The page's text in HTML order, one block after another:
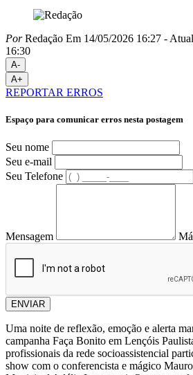
PorRedação Em 14/05/2026 16:27 -
16:30
A-
A+
REPORTAR ERROS
Espaço para comunicar erros nesta postagem
Seu nome
Seu e-mail
Seu Telefone
Mensagem
ENVIAR
Uma noite de reflexão, emoção e alerta
campanha Faça Bonito em Lençóis
profissionais da rede socioassistencial
show com o conferencista e mágico